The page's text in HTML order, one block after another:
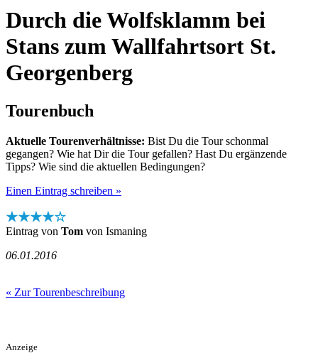
Durch die Wolfsklamm bei
Stans zum Wallfahrtsort St.
Georgenberg
Tourenbuch
Aktuelle Tourenverhältnisse: Bist Du die Tour schonmal
gegangen? Wie hat Dir die Tour gefallen? Hast Du ergänzende
Tipps? Wie sind die aktuellen Bedingungen?
Einen Eintrag schreiben »
★★★★☆
Eintrag von Tom von Ismaning
06.01.2016
« Zur Tourenbeschreibung
Anzeige